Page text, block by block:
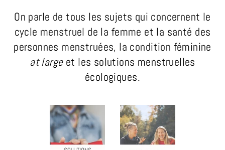
On parle de tous les sujets qui concernent le
cycle menstruel de la femme et la santé des
personnes menstruées, la condition féminine
at largeet les solutions menstruelles
écologiques.